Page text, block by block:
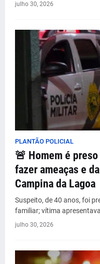
julho 30, 2026
PLANTÃO POLICIAL
🚨 Homem é
fazer ameaças e
Campina da Lagoa
Suspeito, de 40 anos, foi
familiar; vítima
julho 30, 2026